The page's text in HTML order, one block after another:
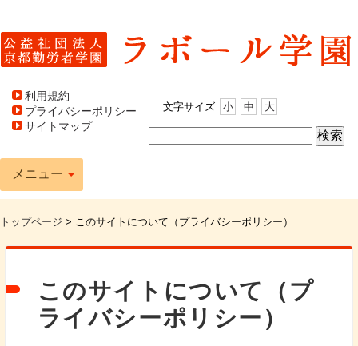
利用規約
プライバシーポリシー
サイトマップ
文字サイズ 小 中 大
メニュー
トップページ > このサイトについて（プライバシーポリシー）
このサイトについて（プ
ライバシーポリシー）